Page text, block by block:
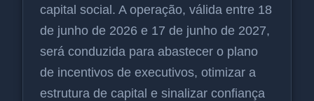
capital social. A operação, válida entre 18
de junho de 2026 e 17 de junho de 2027,
será conduzida para abastecer o plano
de incentivos de executivos, otimizar a
estrutura de capital e sinalizar confiança